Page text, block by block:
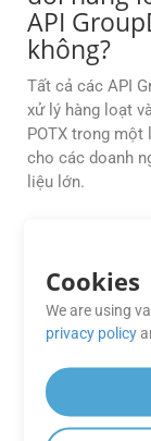
API
không?
Tất cả các API
xử lý hàng loạt
POTX trong một
cho các doanh
liệu lớn.
khi
API không?
Có.
độ chính xác
quyết định
cùng.
Cookies
We are using
privacy policy